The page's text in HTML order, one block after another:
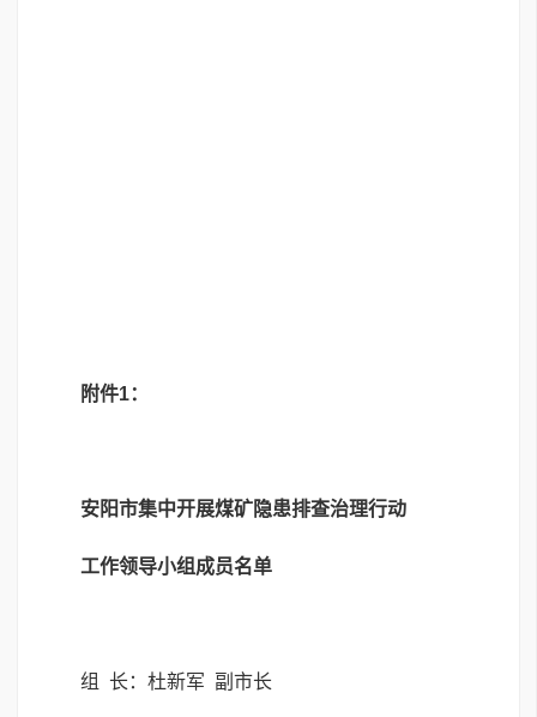
附件1：
安阳市集中开展煤矿隐患排查治理行动
工作领导小组成员名单
组 长：杜新军 副市长